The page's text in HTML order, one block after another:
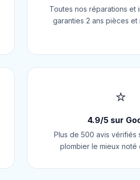
Toutes nos réparations et
garanties 2 ans pièces
⭐
4.9/5 sur
Plus de 500 avis vérifiés
plombier le mieux noté